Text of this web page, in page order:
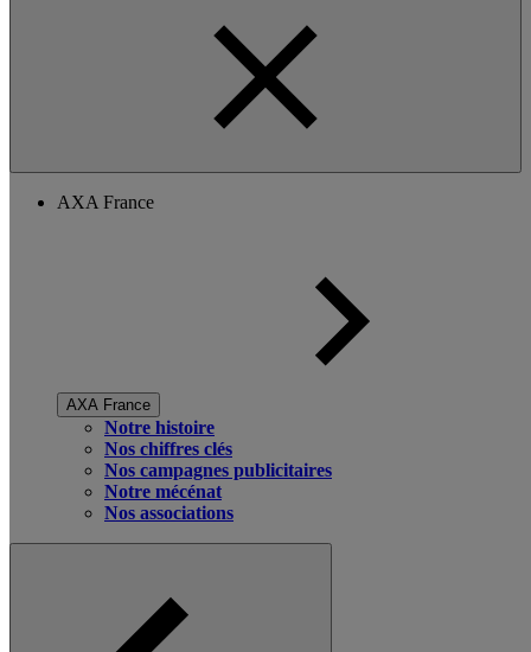
AXA France
AXA France
Notre histoire
Nos chiffres clés
Nos campagnes publicitaires
Notre mécénat
Nos associations